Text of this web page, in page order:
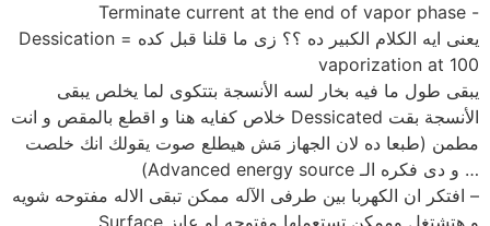
‏- Terminate current at the end of vapor phase
يعنى ايه الكلام الكبير ده ؟؟ زى ما قلنا قبل كده Dessication =
vaporization at 100
يبقى طول ما فيه بخار لسه الأنسجة بتتكوى لما يخلص يبقى
الأنسجة بقت Dessicated خلاص كفايه هنا و اقطع بالمقص و انت
مطمن (طبعا ده لان الجهاز مَش هيطلع صوت يقولك انك خلصت
… و دى فكره الـ Advanced energy source)
– افتكر ان الكهربا بين طرفى الآله ممكن تبقى الاله مفتوحه شويه